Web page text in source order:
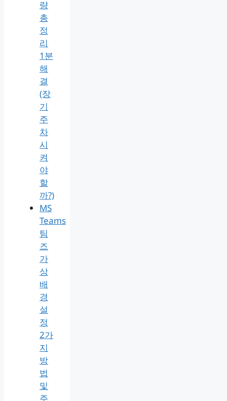
량
총
정
리
1분
해
결
(장
기
주
차
시
켜
야
할
까?)
MS
Teams
팀
즈
가
상
배
경
설
정
2가
지
방
법
및
주